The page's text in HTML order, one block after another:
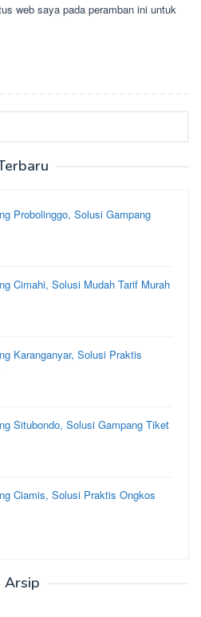
web saya pada peramban ini untuk
Probolinggo, Solusi Gampang
Cimahi, Solusi Mudah Tarif Murah
Karanganyar, Solusi Praktis
Situbondo, Solusi Gampang Tiket
Ciamis, Solusi Praktis Ongkos
Arsip